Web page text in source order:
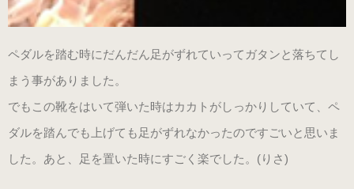
ペダルを踏む時にだんだん足がずれていってガタンと落ちてし
まう事がありました。
でもこの靴をはいて弾いた時はカカトがしっかりしていて、ペ
ダルを踏んでも上げても足がずれなかったのですごいと思いま
した。あと、足を置いた時にすごく楽でした。(りさ)